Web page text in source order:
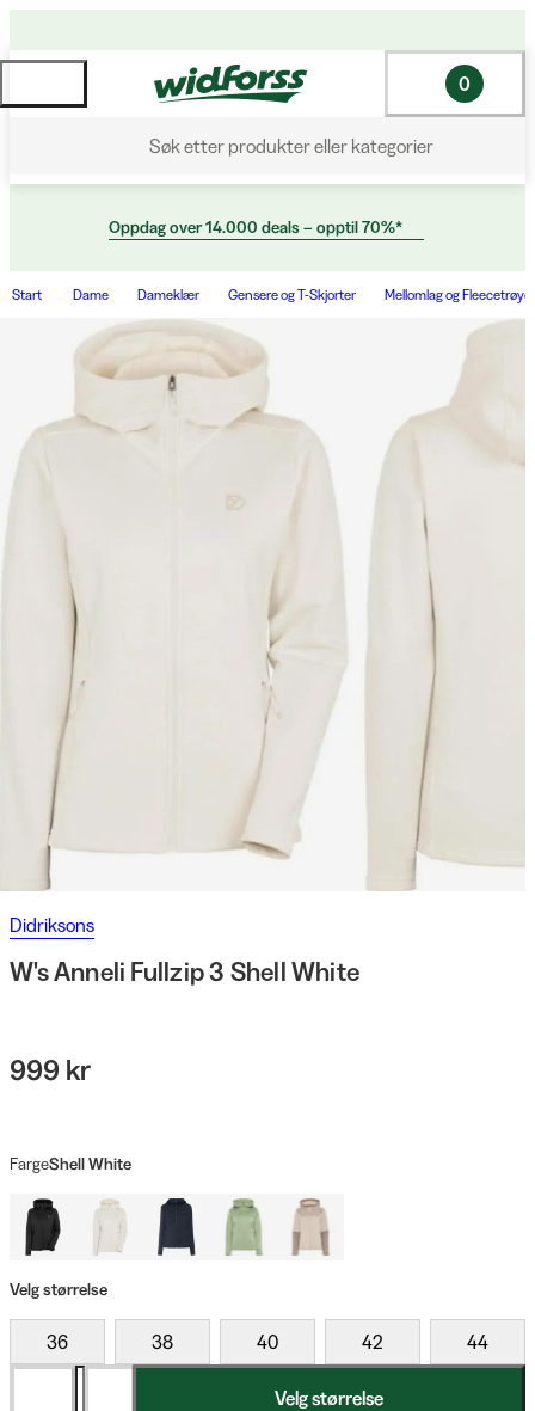
Søk etter produkter eller kategorier
0
Oppdag over 14.000 deals – opptil 70%*
Start Dame Dameklær Gensere og T-Skjorter Mellomlag og Fleecetrøyer
Didriksons
W's Anneli Fullzip 3 Shell White
999 kr
FargeShell White
Velg størrelse
36 38 40 42 44
Velg størrelse